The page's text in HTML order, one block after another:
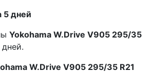
5 дней
Yokohama W.Drive V905 295/35
дней.
W.Drive V905 295/35 R21